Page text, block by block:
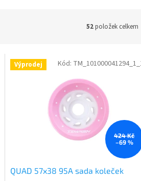
52položek celkem
Výprodej
424 Kč
–69 %
QUAD 57x38 95A sada koleček
Kód: